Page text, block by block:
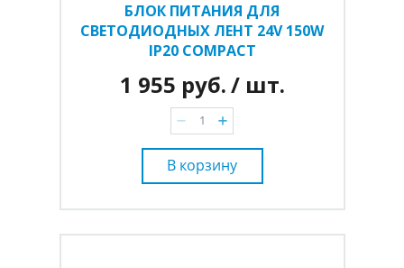
БЛОК ПИТАНИЯ ДЛЯ
СВЕТОДИОДНЫХ ЛЕНТ 24V 150W
IP20 COMPACT
1 955 руб./ шт.
В корзину